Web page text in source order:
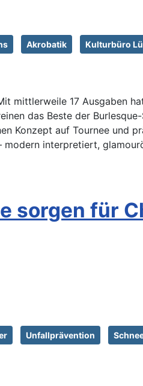
Akrobatik Kulturbüro
mittlerweile 17 Ausgaben
das Beste der
Konzept auf Tournee und
modern interpretiert,
sorgen für
Unfallprävention